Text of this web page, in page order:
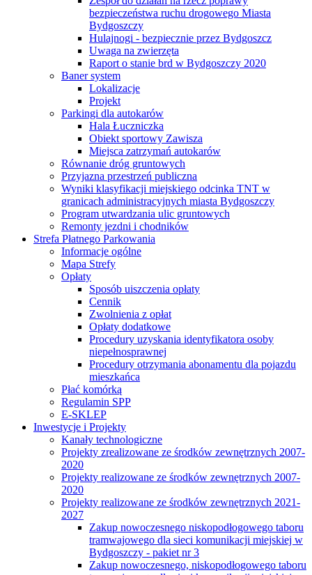
bezpieczeństwa ruchu drogowego Miasta
Bydgoszczy
Hulajnogi - bezpiecznie przez Bydgoszcz
Uwaga na zwierzęta
Raport o stanie brd w Bydgoszczy 2020
Baner system
Lokalizacje
Projekt
Parkingi dla autokarów
Hala Łuczniczka
Obiekt sportowy Zawisza
Miejsca zatrzymań autokarów
Równanie dróg gruntowych
Przyjazna przestrzeń publiczna
Wyniki klasyfikacji miejskiego odcinka TNT w
granicach administracyjnych miasta Bydgoszczy
Program utwardzania ulic gruntowych
Remonty jezdni i chodników
Strefa Płatnego Parkowania
Informacje ogólne
Mapa Strefy
Opłaty
Sposób uiszczenia opłaty
Cennik
Zwolnienia z opłat
Opłaty dodatkowe
Procedury uzyskania identyfikatora osoby
niepełnosprawnej
Procedury otrzymania abonamentu dla pojazdu
mieszkańca
Płać komórką
Regulamin SPP
E-SKLEP
Inwestycje i Projekty
Kanały technologiczne
Projekty zrealizowane ze środków zewnętrznych 2007-
2020
Projekty realizowane ze środków zewnętrznych 2007-
2020
Projekty realizowane ze środków zewnętrznych 2021-
2027
Zakup nowoczesnego niskopodłogowego taboru
tramwajowego dla sieci komunikacji miejskiej w
Bydgoszczy - pakiet nr 3
Zakup nowoczesnego, niskopodłogowego taboru